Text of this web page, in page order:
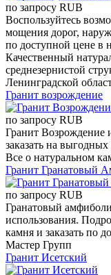
по запросу RUB
Воспользуйтесь
мощения дорог,
по доступной цене
Качественный
среднезернистой
Ленинградской
Гранит возрождение
по запросу RUB
Гранит Возрождение
заказать на
Все о натуральном
Гранит Гранатовый
по запросу RUB
Гранатовый
использования.
камня и заказать по
Мастер Групп
Гранит Исетский